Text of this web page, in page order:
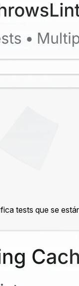
tests que se